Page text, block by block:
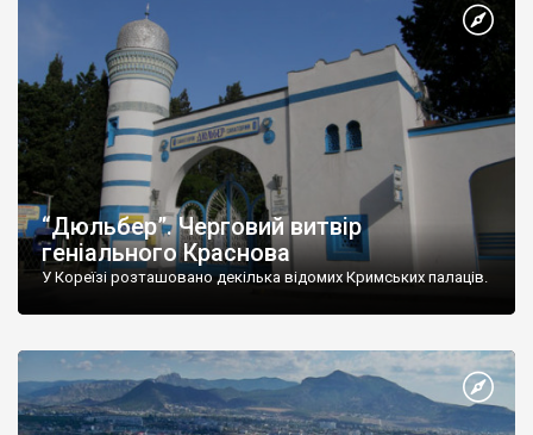
“Дюльбер”. Черговий витвір
геніального Краснова
У Кореїзі розташовано декілька відомих Кримських палаців.